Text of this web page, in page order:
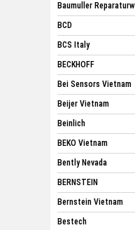
Baumuller
BCD
BCS Italy
BECKHOFF
Bei Sensors Vietnam
Beijer Vietnam
Beinlich
BEKO Vietnam
Bently Nevada
BERNSTEIN
Bernstein Vietnam
Bestech